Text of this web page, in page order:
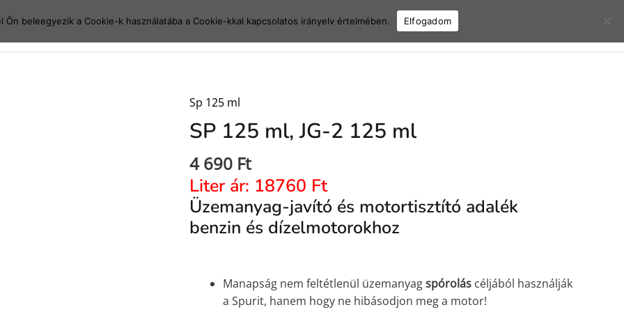
Főoldal Mi az a spuri? Gy.I.K. Kapcsolat
Sp 125 ml
SP 125 ml, JG-2 125 ml
4 690 Ft
Liter ár: 18760 Ft
Üzemanyag-javító és motortisztító adalék
benzin és dízelmotorokhoz
Manapság nem feltétlenül üzemanyagspórolás céljából használják
a Spurit, hanem hogy ne hibásodjon meg a motor!
Ön beleegyezik a Cookie-k használatába a Cookie-kkal kapcsolatos irányelv értelmében. Elfogadom